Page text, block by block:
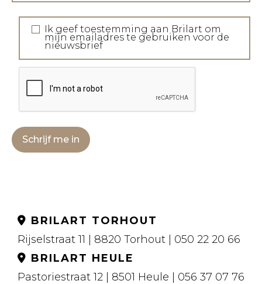
Ik geef toestemming aan Brilart om
mijn emailadres te gebruiken voor de
nieuwsbrief
Schrijf me in
BRILART TORHOUT
Rijselstraat 11 | 8820 Torhout | 050 22 20 66
BRILART HEULE
Pastoriestraat 12 | 8501 Heule | 056 37 07 76